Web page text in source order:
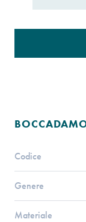
Codice
Genere
Materiale